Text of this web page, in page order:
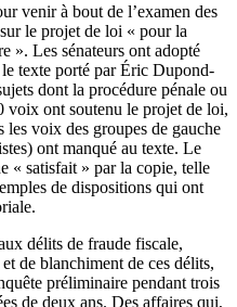
venir à bout de l’examen des
le projet de loi « pour la
». Les sénateurs ont adopté
le texte porté par Éric Dupond-
dont la procédure pénale ou
voix ont soutenu le projet de loi,
les voix des groupes de gauche
ont manqué au texte. Le
« satisfait » par la copie, telle
de dispositions qui ont
délits de fraude fiscale,
de blanchiment de ces délits,
préliminaire pendant trois
de deux ans. Des affaires qui,